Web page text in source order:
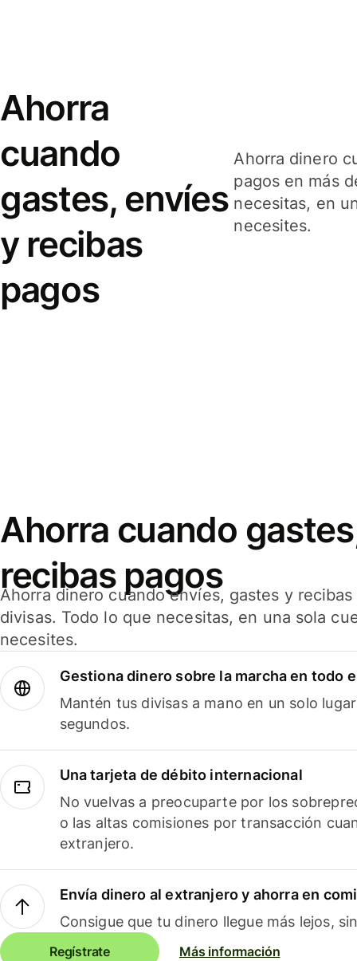
Ahorra
cuando
gastes, envíes
y recibas
pagos
Ahorra dinero
pagos en más
necesitas, en
necesites.
Ahorra cuando
recibas pagos
Ahorra dinero cuando envíes, gastes y
divisas. Todo lo que necesitas, en una sola
necesites.
Gestiona dinero sobre la marcha en todo
Mantén tus divisas a mano en un solo
segundos.
Una tarjeta de débito internacional
No vuelvas a preocuparte por los
o las altas comisiones por transacción
extranjero.
Envía dinero al extranjero y ahorra en
Consigue que tu dinero llegue más lejos,
Regístrate Más información